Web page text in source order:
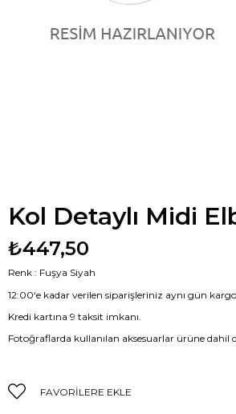
Kol Detaylı Midi
₺447,50
Renk : Fuşya Siyah
12:00‘e kadar verilen siparişleriniz aynı gün
Kredi kartına 9 taksit imkanı.
Fotoğraflarda kullanılan aksesuarlar ürüne dahil
FAVORILERE EKLE